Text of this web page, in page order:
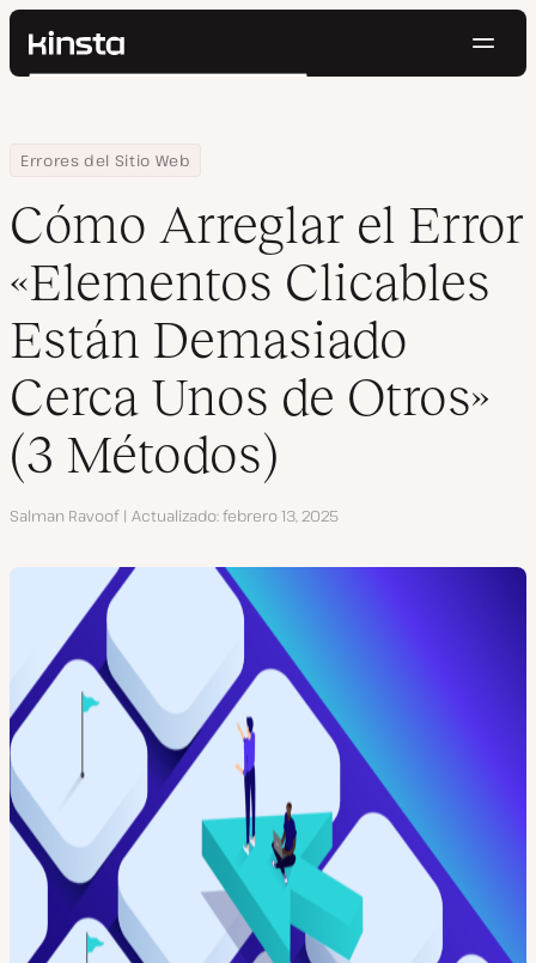
Kinsta®
Precios
Contacto
Buscar
Home
Centro de Recursos
Blog
Errores del Sitio Web
Cómo Arreglar el Error «Elementos Clicables Están Demasiado
Cómo Arreglar el Error
«Elementos Clicables
Están Demasiado
Cerca Unos de Otros»
(3 Métodos)
Autor
Salman Ravoof Actualizado febrero 13, 2025